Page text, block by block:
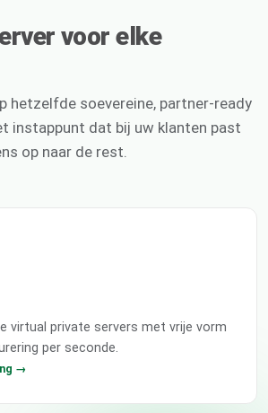
voor elke
hetzelfde soevereine, partner-ready
instappunt dat bij uw klanten past
op naar de rest.
virtual private servers met vrije vorm
per seconde.
→